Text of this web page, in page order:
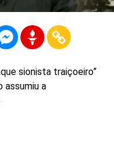
sionista traiçoeiro”
assumiu a